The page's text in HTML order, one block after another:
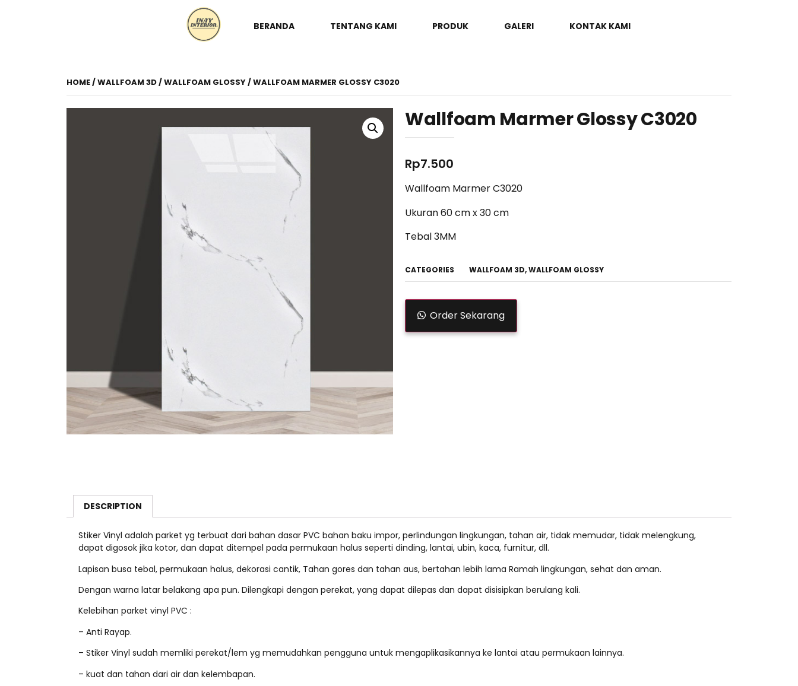
BERANDA TENTANG KAMI PRODUK GALERI KONTAK KAMI
HOME/WALLFOAM 3D/WALLFOAM GLOSSY/ WALLFOAM MARMER GLOSSY C3020
Wallfoam Marmer Glossy C3020
Rp7.500
Wallfoam Marmer C3020
Ukuran 60 cm x 30 cm
Tebal 3MM
CATEGORIES WALLFOAM 3D,WALLFOAM GLOSSY
Order Sekarang
DESCRIPTION
Stiker Vinyl adalah parket yg terbuat dari bahan dasar PVC bahan baku impor, perlindungan lingkungan, tahan air, tidak memudar, tidak melengkung,
dapat digosok jika kotor, dan dapat ditempel pada permukaan halus seperti dinding, lantai, ubin, kaca, furnitur, dll.
Lapisan busa tebal, permukaan halus, dekorasi cantik, Tahan gores dan tahan aus, bertahan lebih lama Ramah lingkungan, sehat dan aman.
Dengan warna latar belakang apa pun. Dilengkapi dengan perekat, yang dapat dilepas dan dapat disisipkan berulang kali.
Kelebihan parket vinyl PVC :
– Anti Rayap.
– Stiker Vinyl sudah memliki perekat/lem yg memudahkan pengguna untuk mengaplikasikannya ke lantai atau permukaan lainnya.
– kuat dan tahan dari air dan kelembapan.